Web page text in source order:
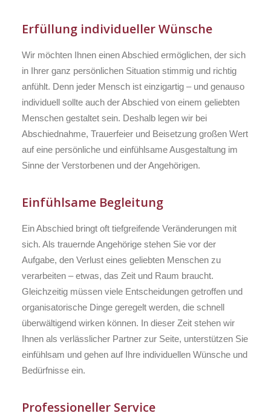
Erfüllung individueller Wünsche
Wir möchten Ihnen einen Abschied ermöglichen, der sich
in Ihrer ganz persönlichen Situation stimmig und richtig
anfühlt. Denn jeder Mensch ist einzigartig – und genauso
individuell sollte auch der Abschied von einem geliebten
Menschen gestaltet sein. Deshalb legen wir bei
Abschiednahme, Trauerfeier und Beisetzung großen Wert
auf eine persönliche und einfühlsame Ausgestaltung im
Sinne der Verstorbenen und der Angehörigen.
Einfühlsame Begleitung
Ein Abschied bringt oft tiefgreifende Veränderungen mit
sich. Als trauernde Angehörige stehen Sie vor der
Aufgabe, den Verlust eines geliebten Menschen zu
verarbeiten – etwas, das Zeit und Raum braucht.
Gleichzeitig müssen viele Entscheidungen getroffen und
organisatorische Dinge geregelt werden, die schnell
überwältigend wirken können. In dieser Zeit stehen wir
Ihnen als verlässlicher Partner zur Seite, unterstützen Sie
einfühlsam und gehen auf Ihre individuellen Wünsche und
Bedürfnisse ein.
Professioneller Service